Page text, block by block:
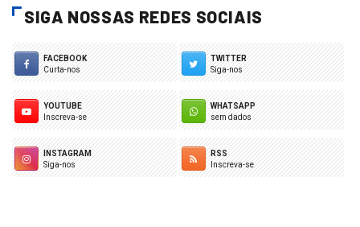
SIGA NOSSAS REDES SOCIAIS
FACEBOOK
Curta-nos
TWITTER
Siga-nos
YOUTUBE
Inscreva-se
WHATSAPP
sem dados
INSTAGRAM
Siga-nos
RSS
Inscreva-se